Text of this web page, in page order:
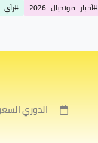
#أخبار_مونديال_2026
الدوري